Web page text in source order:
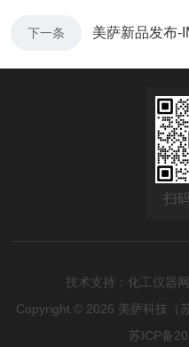
下一条 美萨新品发布-
扫
技术支持： 化工仪器网
Copyright © 2026 美萨科技（
苏ICP备